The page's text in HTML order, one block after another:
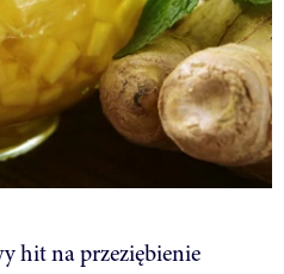
hit na przeziębienie